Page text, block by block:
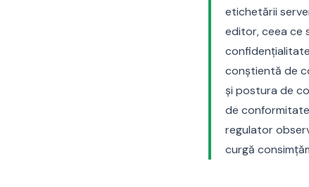
etichetării
editor, ceea ce
conștientă de
și postura de
de
regulator
curgă